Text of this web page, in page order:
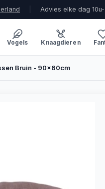
Advies elke dag
Vogels Knaagdieren
Bruin - 90x60cm